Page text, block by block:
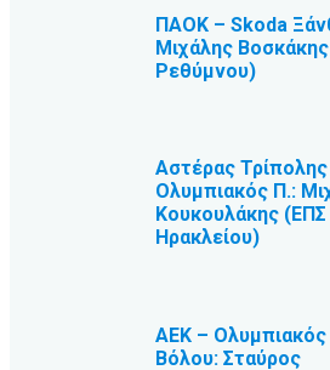
ΠΑΟΚ – Skoda
Μιχάλης
Ρεθύμνου)
Αστέρας
Ολυμπιακός Π.:
Κουκουλάκης (ΕΠΣ
Ηρακλείου)
ΑΕΚ – Ολυμπιακός
Βόλου: Σταύρος